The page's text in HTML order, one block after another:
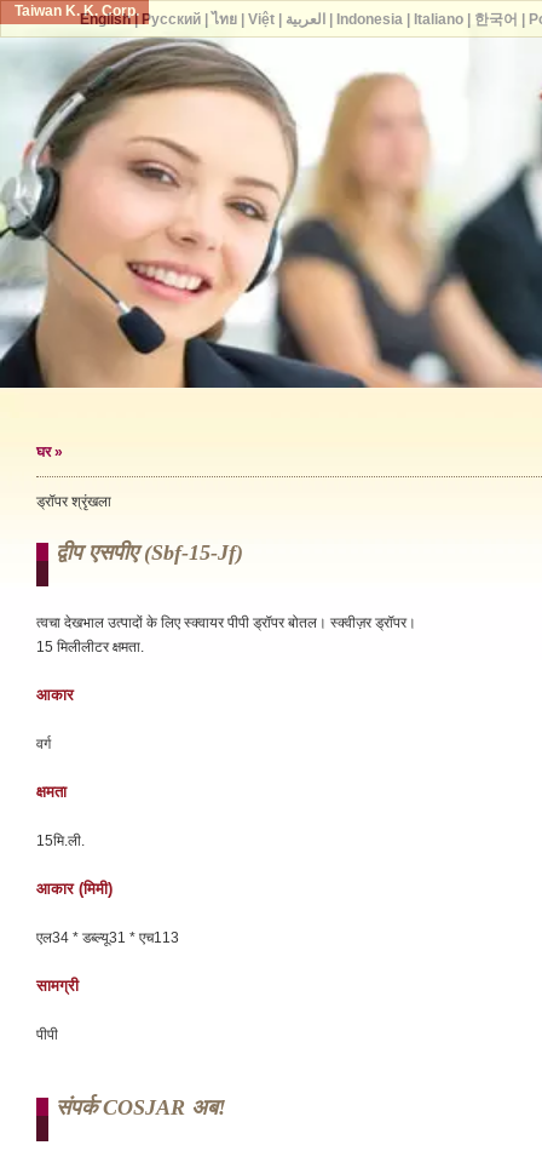
Taiwan K. K. Corp.
घर»
ड्रॉपर श्रृंखला
द्वीप एसपीए (sbf-15-Jf)
त्वचा देखभाल उत्पादों के लिए स्क्वायर पीपी ड्रॉपर बोतल। स्क्वीज़र ड्रॉपर।
15 मिलीलीटर क्षमता.
आकार
वर्ग
क्षमता
15मि.ली.
आकार (मिमी)
एल34 * डब्ल्यू31 * एच113
सामग्री
पीपी
संपर्क COSJAR अब!
English| Русский| ไทย| Việt| العربية Indonesia| Italiano| 한국어